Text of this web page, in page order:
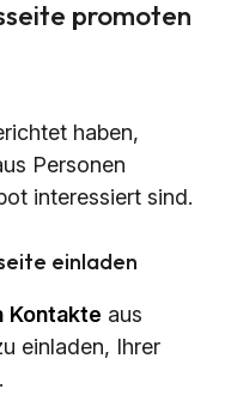
promoten
haben,
Personen
interessiert sind.
einladen
Kontakte aus
einladen, Ihrer